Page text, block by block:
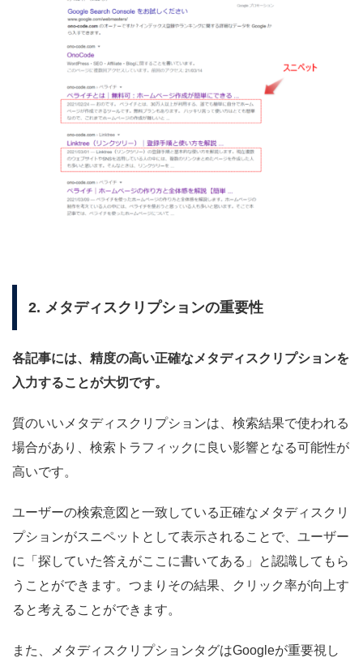
2. メタディスクリプションの重要性
各記事には、精度の高い正確なメタディスクリプションを
入力することが大切です。
質のいいメタディスクリプションは、検索結果で使われる
場合があり、検索トラフィックに良い影響となる可能性が
高いです。
ユーザーの検索意図と一致している正確なメタディスクリ
プションがスニペットとして表示されることで、ユーザー
に「探していた答えがここに書いてある」と認識してもら
うことができます。つまりその結果、クリック率が向上す
ると考えることができます。
また、メタディスクリプションタグはGoogleが重要視し